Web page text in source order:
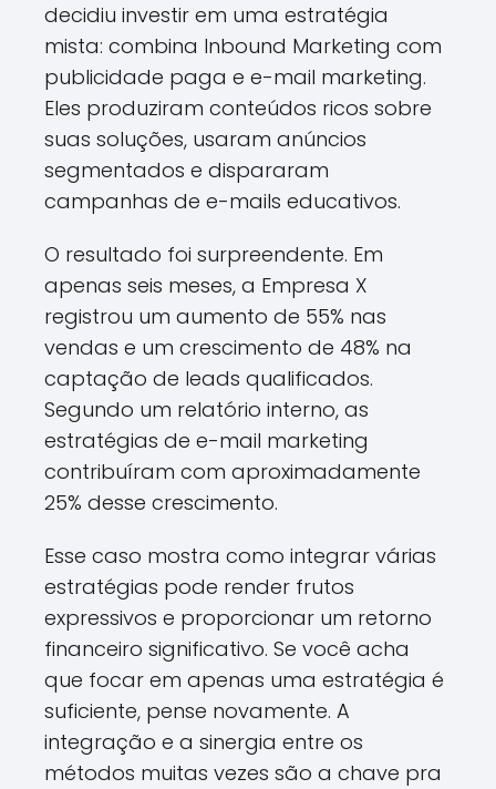
decidiu investir em uma estratégia
mista: combina Inbound Marketing com
publicidade paga e e-mail marketing.
Eles produziram conteúdos ricos sobre
suas soluções, usaram anúncios
segmentados e dispararam
campanhas de e-mails educativos.
O resultado foi surpreendente. Em
apenas seis meses, a Empresa X
registrou um aumento de 55% nas
vendas e um crescimento de 48% na
captação de leads qualificados.
Segundo um relatório interno, as
estratégias de e-mail marketing
contribuíram com aproximadamente
25% desse crescimento.
Esse caso mostra como integrar várias
estratégias pode render frutos
expressivos e proporcionar um retorno
financeiro significativo. Se você acha
que focar em apenas uma estratégia é
suficiente, pense novamente. A
integração e a sinergia entre os
métodos muitas vezes são a chave pra